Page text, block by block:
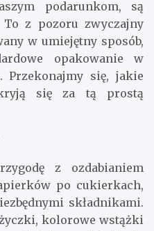
podarunkom, są
z pozoru zwyczajny
w umiejętny sposób,
opakowanie w
Przekonajmy się, jakie
kryją się za tą prostą
z ozdabianiem
po cukierkach,
składnikami.
kolorowe wstążki